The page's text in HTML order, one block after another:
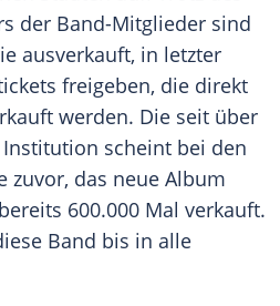
der Band-Mitglieder sind
ausverkauft, in letzter
freigeben, die direkt
werden. Die seit über
scheint bei den
zuvor, das neue Album
600.000 Mal verkauft.
Band bis in alle